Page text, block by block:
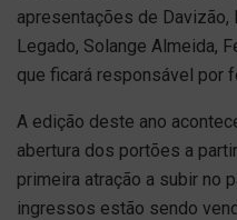
apresentações de Davizão,
Legado, Solange Almeida,
que ficará responsável por
A edição deste ano
abertura dos portões a
primeira atração a subir no
ingressos estão sendo